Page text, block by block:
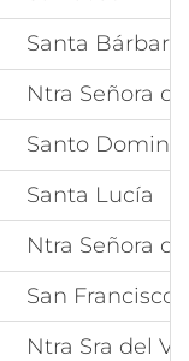
Santa Bárbara
Ntra Señora
Santo
Santa Lucía
Ntra Señora
San Francisco
Ntra Sra del